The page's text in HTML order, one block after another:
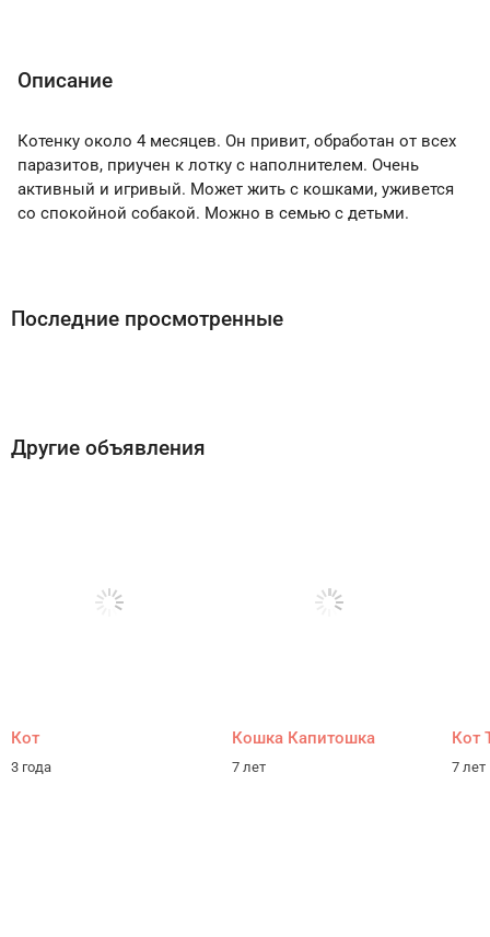
Описание
Котенку около 4 месяцев. Он привит, обработан от всех
паразитов, приучен к лотку с наполнителем. Очень
активный и игривый. Может жить с кошками, уживется
со спокойной собакой. Можно в семью с детьми.
Последние просмотренные
Другие объявления
Кот
3 года
Кошка Капитошка
7 лет
Кот
7 лет